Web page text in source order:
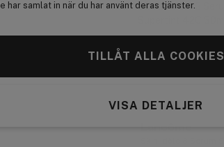
har samlat in när du har använt deras tjänster.
TILLÅT ALLA COOKIES
VISA DETALJER